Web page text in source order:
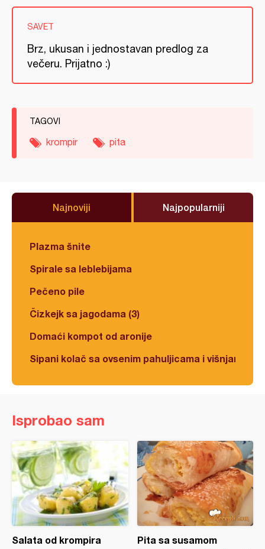
SAVET
Brz, ukusan i jednostavan predlog za
večeru. Prijatno :)
TAGOVI
krompir pita
Najnoviji Najpopularniji
Plazma šnite
Spirale sa leblebijama
Pečeno pile
Čizkejk sa jagodama (3)
Domaći kompot od aronije
Sipani kolač sa ovsenim pahuljicama i višnjama
Isprobao sam
Salata od krompira Pita sa susamom